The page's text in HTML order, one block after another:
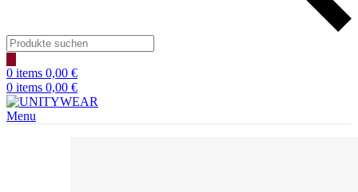
Products
search
0 items 0,00 €
0 items 0,00 €
Menu